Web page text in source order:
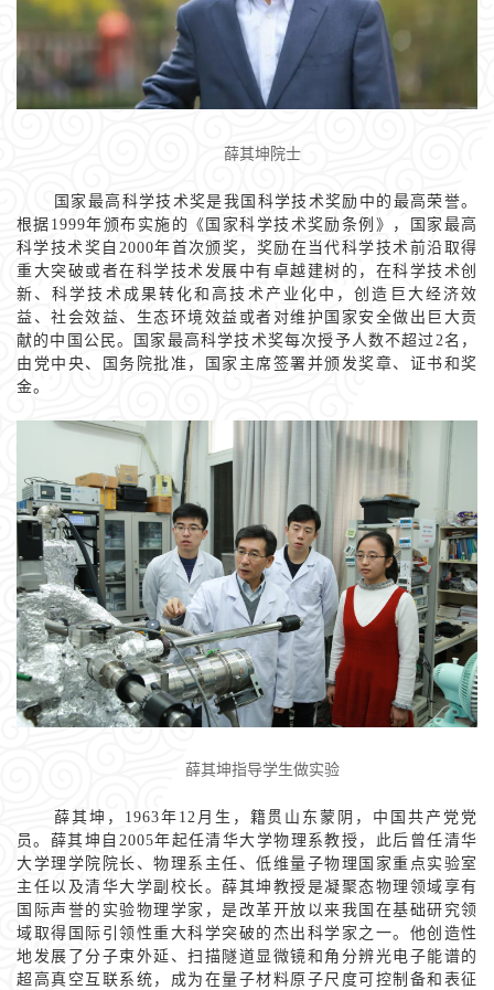
薛其坤院士
国家最高科学技术奖是我国科学技术奖励中的最高荣誉。
根据1999年颁布实施的《国家科学技术奖励条例》，国家最高
科学技术奖自2000年首次颁奖，奖励在当代科学技术前沿取得
重大突破或者在科学技术发展中有卓越建树的，在科学技术创
新、科学技术成果转化和高技术产业化中，创造巨大经济效
益、社会效益、生态环境效益或者对维护国家安全做出巨大贡
献的中国公民。国家最高科学技术奖每次授予人数不超过2名，
由党中央、国务院批准，国家主席签署并颁发奖章、证书和奖
金。
薛其坤指导学生做实验
薛其坤，1963年12月生，籍贯山东蒙阴，中国共产党党
员。薛其坤自2005年起任清华大学物理系教授，此后曾任清华
大学理学院院长、物理系主任、低维量子物理国家重点实验室
主任以及清华大学副校长。薛其坤教授是凝聚态物理领域享有
国际声誉的实验物理学家，是改革开放以来我国在基础研究领
域取得国际引领性重大科学突破的杰出科学家之一。他创造性
地发展了分子束外延、扫描隧道显微镜和角分辨光电子能谱的
超高真空互联系统，成为在量子材料原子尺度可控制备和表征